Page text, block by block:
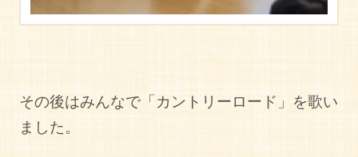
その後はみんなで「カントリーロード」を歌い
ました。